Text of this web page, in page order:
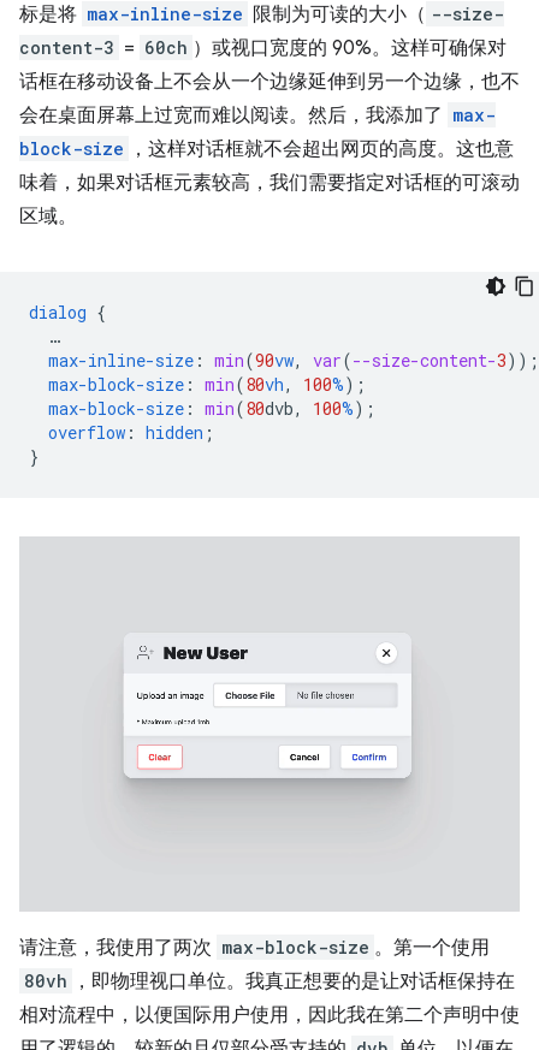
标是将 max-inline-size 限制为可读的大小（ --size-
content-3 = 60ch ）或视口宽度的 90%。这样可确保对
话框在移动设备上不会从一个边缘延伸到另一个边缘，也不
会在桌面屏幕上过宽而难以阅读。然后，我添加了 max-
block-size
，这样对话框就不会超出网页的高度。这也意
味着，如果对话框元素较高，我们需要指定对话框的可滚动
区域。
dialog {
…
max-inline-size : min(90vw, var(--size-content-3));
max-block-size : min(80vh, 100%);
max-block-size : min(80dvb, 100%);
overflow : hidden ;
}
请注意，我使用了两次 max-block-size 。第一个使用
80vh
，即物理视口单位。我真正想要的是让对话框保持在
相对流程中，以便国际用户使用，因此我在第二个声明中使